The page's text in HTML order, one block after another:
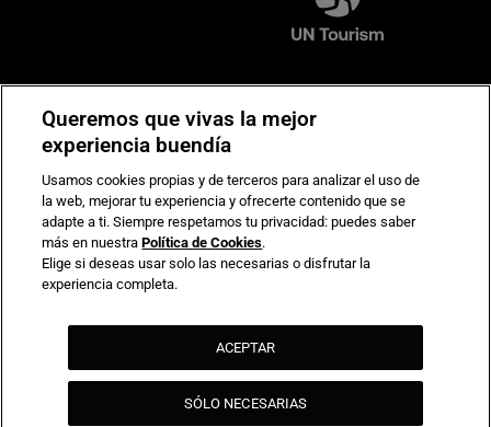
Compromiso de seguridad en pagos electrónicos
Queremos que vivas la mejor
experiencia buendía
Usamos cookies propias y de terceros para analizar el uso de
la web, mejorar tu experiencia y ofrecerte contenido que se
adapte a ti. Siempre respetamos tu privacidad: puedes saber
más en nuestraPolítica de Cookies.
Elige si deseas usar solo las necesarias o disfrutar la
experiencia completa.
ACEPTAR
SÓLO NECESARIAS